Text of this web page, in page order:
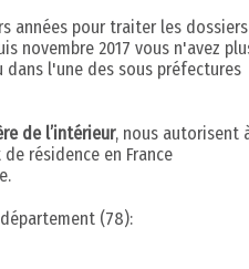
années pour traiter les
novembre 2017 vous n'avez
l'une des sous préfectures
de l’intérieur, nous autorisent
résidence en France
(78):